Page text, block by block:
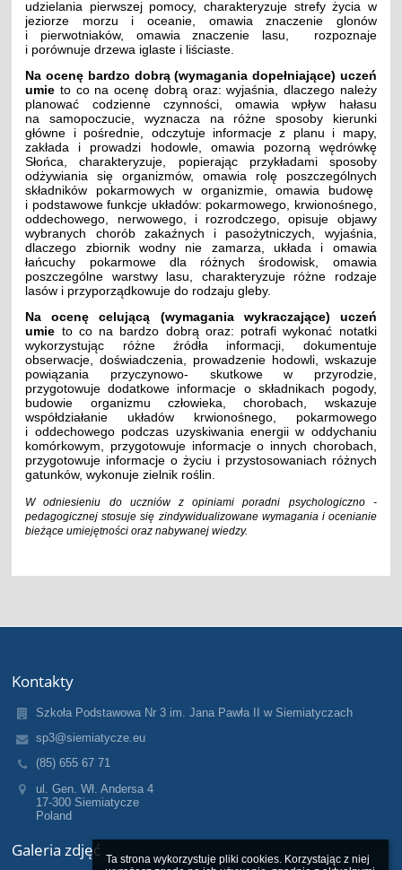
Ta strona wykorzystuje pliki cookies. Korzystając z niej
udzielania pierwszej pomocy, charakteryzuje strefy życia w
jeziorze morzu i oceanie, omawia znaczenie glonów
i pierwotniaków, omawia znaczenie lasu, rozpoznaje
i porównuje drzewa iglaste i liściaste.
Na ocenę bardzo dobrą (wymagania dopełniające) uczeń
umie to co na ocenę dobrą oraz: wyjaśnia, dlaczego należy
planować codzienne czynności, omawia wpływ hałasu
na samopoczucie, wyznacza na różne sposoby kierunki
główne i pośrednie, odczytuje informacje z planu i mapy,
zakłada i prowadzi hodowle, omawia pozorną wędrówkę
Słońca, charakteryzuje, popierając przykładami sposoby
odżywiania się organizmów, omawia rolę poszczególnych
składników pokarmowych w organizmie, omawia budowę
i podstawowe funkcje układów: pokarmowego, krwionośnego,
oddechowego, nerwowego, i rozrodczego, opisuje objawy
wybranych chorób zakaźnych i pasożytniczych, wyjaśnia,
dlaczego zbiornik wodny nie zamarza, układa i omawia
łańcuchy pokarmowe dla różnych środowisk, omawia
poszczególne warstwy lasu, charakteryzuje różne rodzaje
lasów i przyporządkowuje do rodzaju gleby.
Na ocenę celującą (wymagania wykraczające) uczeń
umie to co na bardzo dobrą oraz: potrafi wykonać notatki
wykorzystując różne źródła informacji, dokumentuje
obserwacje, doświadczenia, prowadzenie hodowli, wskazuje
powiązania przyczynowo- skutkowe w przyrodzie,
przygotowuje dodatkowe informacje o składnikach pogody,
budowie organizmu człowieka, chorobach, wskazuje
współdziałanie układów krwionośnego, pokarmowego
i oddechowego podczas uzyskiwania energii w oddychaniu
komórkowym, przygotowuje informacje o innych chorobach,
przygotowuje informacje o życiu i przystosowaniach różnych
gatunków, wykonuje zielnik roślin.
W odniesieniu do uczniów z opiniami poradni psychologiczno -
pedagogicznej stosuje się zindywidualizowane wymagania i ocenianie
bieżące umiejętności oraz nabywanej wiedzy.
Kontakty
Szkoła Podstawowa Nr 3 im. Jana Pawła II w Siemiatyczach
sp3@siemiatycze.eu
(85) 655 67 71
ul. Gen. Wł. Andersa 4
17-300 Siemiatycze
Poland
Galeria zdjęć